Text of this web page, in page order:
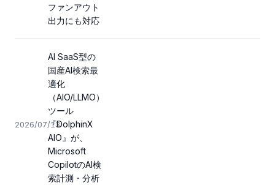
ファンアウト
出力にも対応
2026/07/13
AI SaaS型の
国産AI検索最
適化
（AIO/LLMO）
ツール
『DolphinX
AIO』が、
Microsoft
CopilotのAI検
索計測・分析